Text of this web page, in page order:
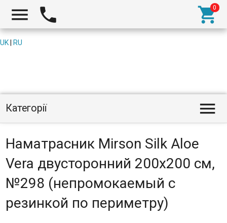
  
UK RU
Категорії 
Наматрасник Mirson Silk Aloe
Vera двусторонний 200x200 см,
№298 (непромокаемый с
резинкой по периметру)